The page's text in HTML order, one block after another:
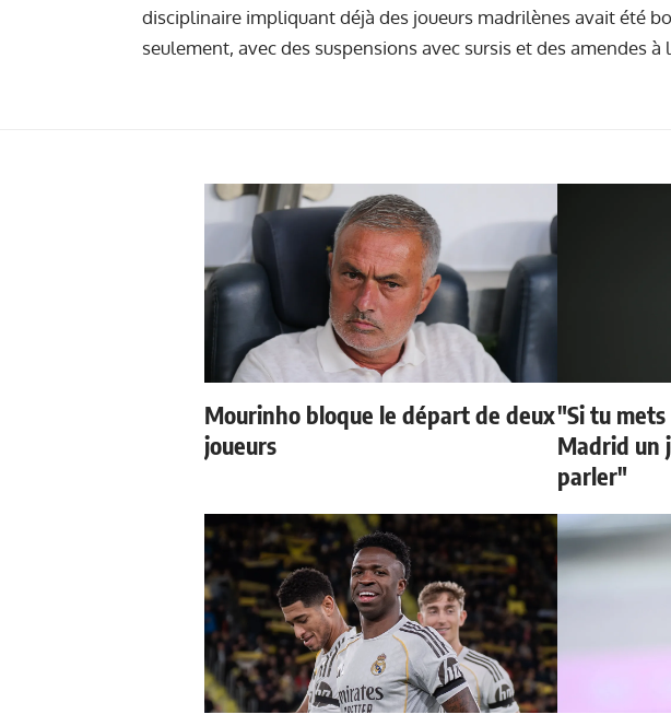
disciplinaire impliquant déjà des joueurs madrilènes avait été
seulement, avec des suspensions avec sursis et des amendes à
Mourinho bloque le départ de deux
joueurs
"Si tu
Madrid un
parler"